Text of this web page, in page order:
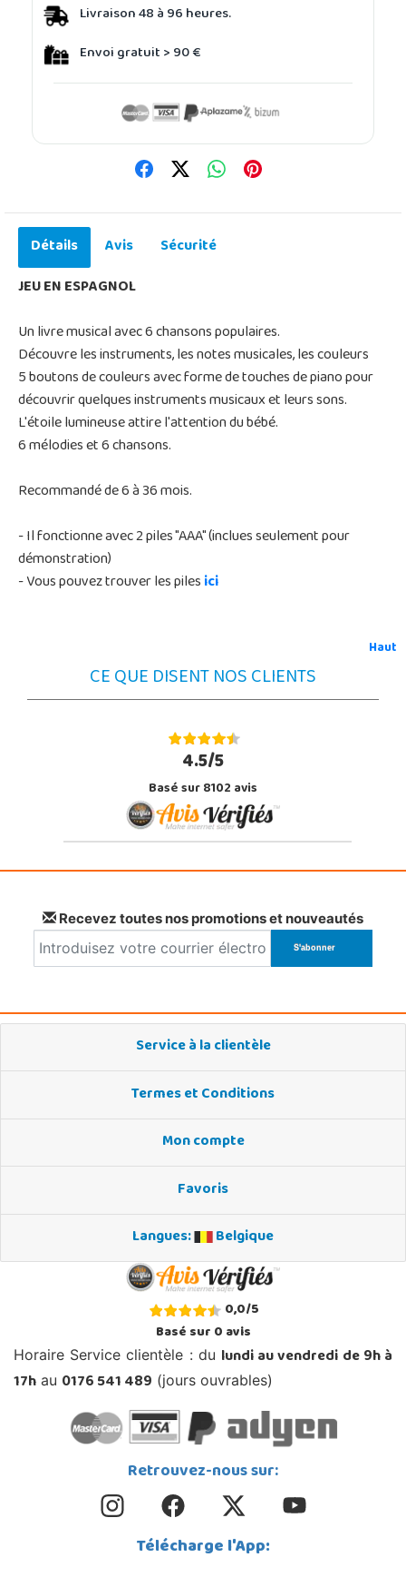
Livraison 48 à 96 heures.
Envoi gratuit > 90 €
Détails Avis
Sécurité
JEU EN ESPAGNOL
Un livre musical avec 6 chansons populaires.
Découvre les instruments, les notes musicales, les couleurs
5 boutons de couleurs avec forme de touches de piano pour
découvrir quelques instruments musicaux et leurs sons.
L'étoile lumineuse attire l'attention du bébé.
6 mélodies et 6 chansons.
Recommandé de 6 à 36 mois.
- Il fonctionne avec 2 piles "AAA" (inclues seulement pour
démonstration)
- Vous pouvez trouver les pilesici
Haut
CE QUE DISENT NOS CLIENTS
4.5/5
Basé sur 8102 avis
Recevez toutes nos promotions et nouveautés
Service à la clientèle
Termes et Conditions
Mon compte
Favoris
Langues:
Belgique
0,0/5
Basé sur0avis
Horaire Service clientèle : du lundi au vendredi de 9h à
17h au 0176 541 489 (jours ouvrables)
Retrouvez-nous sur:
Télécharge l'App: